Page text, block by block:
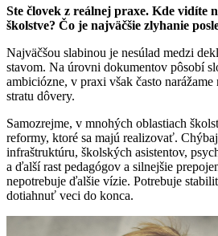
Ste človek z reálnej praxe. Kde vidíte
školstve? Čo je najväčšie zlyhanie
Najväčšou slabinou je nesúlad medzi
stavom. Na úrovni dokumentov pôsobí
ambiciózne, v praxi však často
stratu dôvery.
Samozrejme, v mnohých oblastiach
reformy, ktoré sa majú realizovať.
infraštruktúru, školských asistentov,
a ďalší rast pedagógov a silnejšie
nepotrebuje ďalšie vízie. Potrebuje
dotiahnuť veci do konca.